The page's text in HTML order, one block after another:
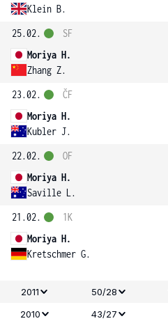
Klein B.
25.02.
Moriya H.
Zhang Z.
SF
23.02.
Moriya H.
Kubler J.
ČF
22.02.
Moriya H.
Saville L.
OF
21.02.
Moriya H.
Kretschmer G.
1K
2011 50/28
2010
43/27